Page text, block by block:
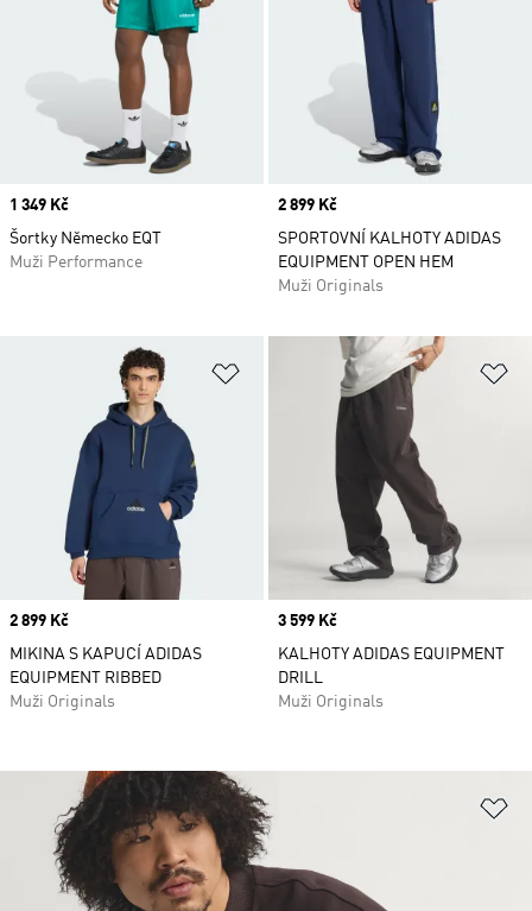
Price
1 349 Kč
Šortky Německo EQT
Muži Performance
Price
2 899 Kč
SPORTOVNÍ KALHOTY ADIDAS
EQUIPMENT OPEN HEM
Muži Originals
Přidat do seznamu přání
Price
2 899 Kč
MIKINA S KAPUCÍ ADIDAS
EQUIPMENT RIBBED
Muži Originals
Price
3 599 Kč
KALHOTY ADIDAS EQUIPMENT
DRILL
Muži Originals